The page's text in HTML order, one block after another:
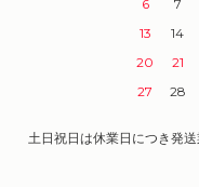
6
7
13
14
20
21
27
28
土日祝日は休業日につき発